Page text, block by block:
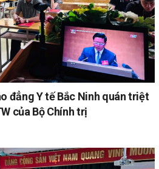
đẳng Y tế Bắc Ninh quán triệt
của Bộ Chính trị